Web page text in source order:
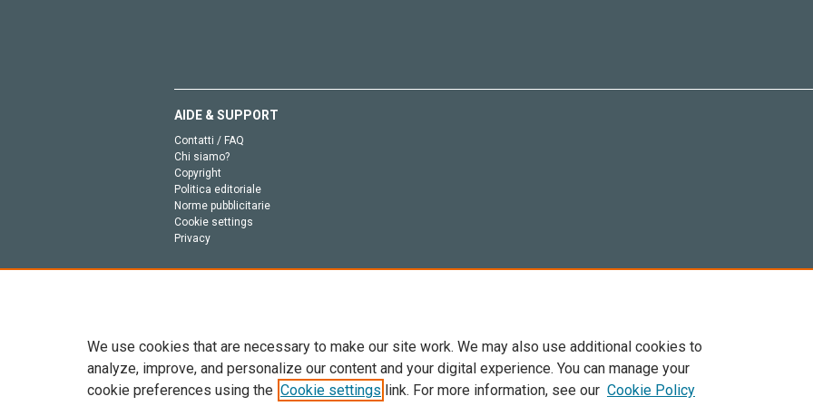
AIDE & SUPPORT
Contatti / FAQ
Chi siamo?
Copyright
Politica editoriale
Norme pubblicitarie
Cookie settings
Privacy
Tutto il contenuto di questo sito: Copyright © 2026 Elsevier, i suoi licenziatari e contributori. Tutti i diritti sono riservati. Inclusi diritti
We use cookies that are necessary to make our site work. We may also use additional cookies to
analyze, improve, and personalize our content and your digital experience. You can manage your
cookie preferences using the Cookie settings link. For more information, see our Cookie Policy